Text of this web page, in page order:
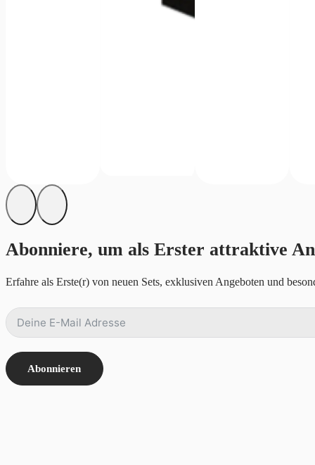
Abonniere, um als Erster attraktive
Erfahre als Erste(r) von neuen Sets, exklusiven Angeboten und
Abonnieren